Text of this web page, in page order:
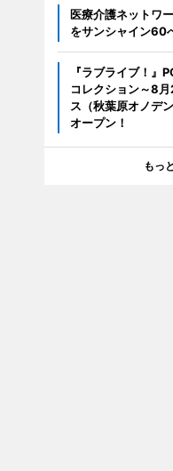
医療介護ネットワ
をサンシャイン60
『ラブライブ！』
コレクション～8
ス（秋葉原オノデ
オープン！
もっ